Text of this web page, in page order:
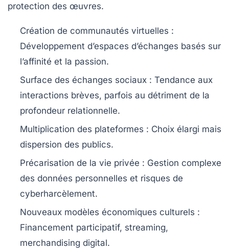
protection des œuvres.
Création de communautés virtuelles :
Développement d’espaces d’échanges basés sur
l’affinité et la passion.
Surface des échanges sociaux : Tendance aux
interactions brèves, parfois au détriment de la
profondeur relationnelle.
Multiplication des plateformes : Choix élargi mais
dispersion des publics.
Précarisation de la vie privée : Gestion complexe
des données personnelles et risques de
cyberharcèlement.
Nouveaux modèles économiques culturels :
Financement participatif, streaming,
merchandising digital.